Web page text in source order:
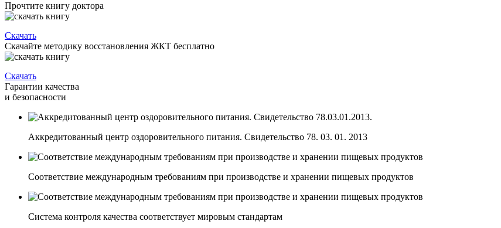
Прочтите книгу доктора
Скачать
Скачайте методику восстановления ЖКТ бесплатно
Скачать
Гарантии качества
и безопасности
Аккредитованный центр оздоровительного питания. Свидетельство 78. 03. 01. 2013
Соответствие международным требованиям при производстве и хранении пищевых продуктов
Система контроля качества соответствует мировым стандартам